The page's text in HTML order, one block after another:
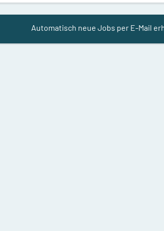
Automatisch neue Jobs per E-Mail